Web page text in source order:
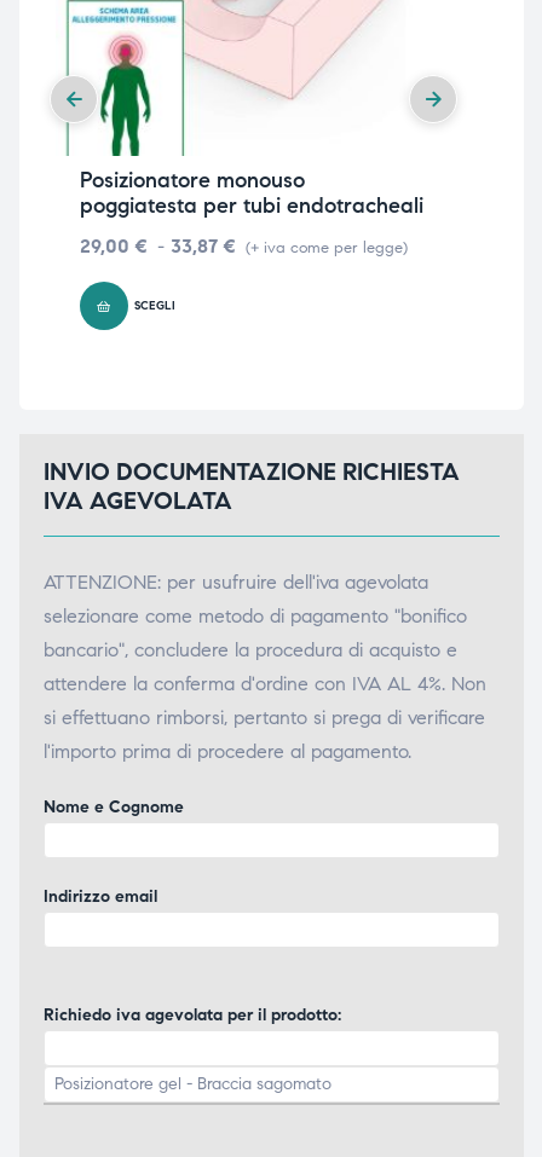
Posizionatore monouso
poggiatesta per tubi endotracheali
29,00 € - 33,87 € (+ iva come per legge)
SCEGLI
INVIO DOCUMENTAZIONE RICHIESTA
IVA AGEVOLATA
ATTENZIONE: per usufruire dell'iva agevolata
selezionare come metodo di pagamento "bonifico
bancario", concludere la procedura di acquisto e
attendere la conferma d'ordine con IVA AL 4%. Non
si effettuano rimborsi, pertanto si prega di verificare
l'importo prima di procedere al pagamento.
Nome e Cognome
Indirizzo email
Richiedo iva agevolata per il prodotto: